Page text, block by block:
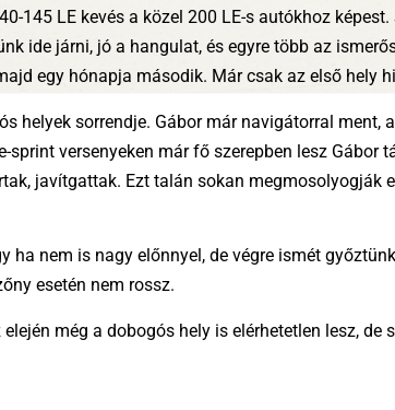
145 LE kevés a közel 200 LE-s autókhoz
ide járni, jó a hangulat, és egyre több az
egy hónapja második. Már csak az első hely
helyek sorrendje. Gábor már navigátorral ment,
versenyeken már fő szerepben lesz Gábor
javítgattak. Ezt talán sokan megmosolyogják
ha nem is nagy előnnyel, de végre ismét
esetén nem rossz.
még a dobogós hely is elérhetetlen lesz,